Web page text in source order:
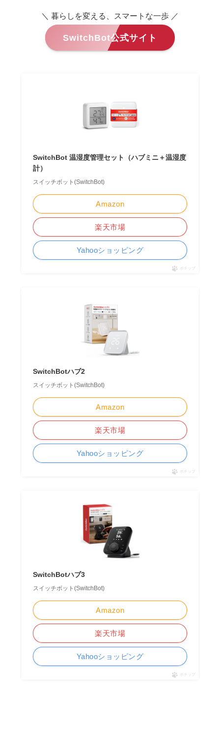
＼ 暮らしを変える、スマートな一歩 ／
SwitchBot公式サイト
SwitchBot 温湿度管理セット（ハブミニ＋温湿度
計）
スイッチボット(SwitchBot)
Amazon
楽天市場
Yahooショッピング
ポチップ
SwitchBotハブ2
スイッチボット(SwitchBot)
Amazon
楽天市場
Yahooショッピング
ポチップ
SwitchBotハブ3
スイッチボット(SwitchBot)
Amazon
楽天市場
Yahooショッピング
ポチップ